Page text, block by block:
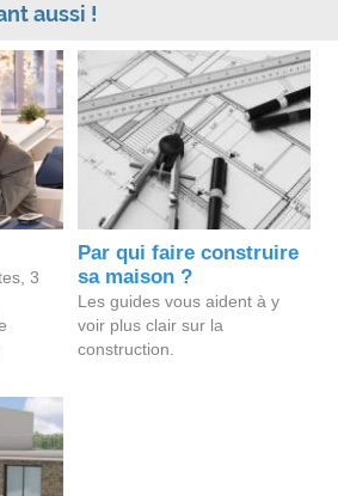
aussi !
3
Par qui faire construire
sa maison ?
Les guides vous aident à y
voir plus clair sur la
construction.